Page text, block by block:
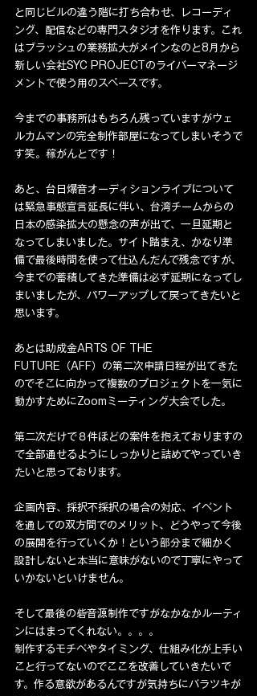
と同じビルの違う階に打ち合わせ、レコーディ
ング、配信などの専門スタジオを作ります。これ
はブラッシュの業務拡大がメインなのと8月から
新しい会社SYC PROJECTのライバーマネージ
メントで使う用のスペースです。
今までの事務所はもちろん残っていますがウェ
ルカムマンの完全制作部屋になってしまいそうで
す笑。稼がんとです！
あと、台日爆音オーディションライブについて
は緊急事態宣言延長に伴い、台湾チームからの
日本の感染拡大の懸念の声が出て、一旦延期と
なってしまいました。サイト踏まえ、かなり準
備で最後時間を使って仕込んだんで残念ですが、
今までの蓄積してきた準備は必ず延期になってし
まいましたが、パワーアップして戻ってきたいと
思います。
あとは助成金ARTS OF THE
FUTURE（AFF）の第二次申請日程が出てきた
のでそこに向かって複数のプロジェクトを一気に
動かすためにZoomミーティング大会でした。
第二次だけで８件ほどの案件を抱えておりますの
で全部通せるようにしっかりと詰めてやっていき
たいと思っております。
企画内容、採択不採択の場合の対応、イベント
を通しての双方間でのメリット、どうやって今後
の展開を行っていくか！という部分まで細かく
設計しないと本当に意味がないので丁寧にやって
いかないといけません。
そして最後の砦音源制作ですがなかなかルーティ
ンにはまってくれない。。。。
制作するモチベやタイミング、仕組み化が上手い
こと行ってないのでここを改善していきたいで
す。作る意欲があるんですが気持ちにバラツキが